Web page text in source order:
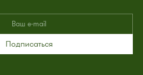
Подписаться